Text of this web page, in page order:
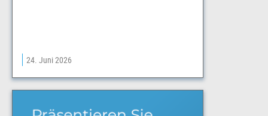
24. Juni 2026